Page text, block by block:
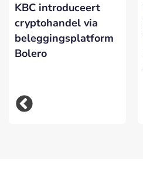
KBC introduceert
cryptohandel via
beleggingsplatform
Bolero